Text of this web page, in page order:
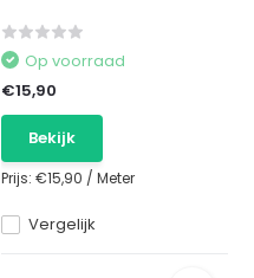
Vergelijk
Op voorraad
€15,90
Bekijk
Prijs: €15,90 / Meter